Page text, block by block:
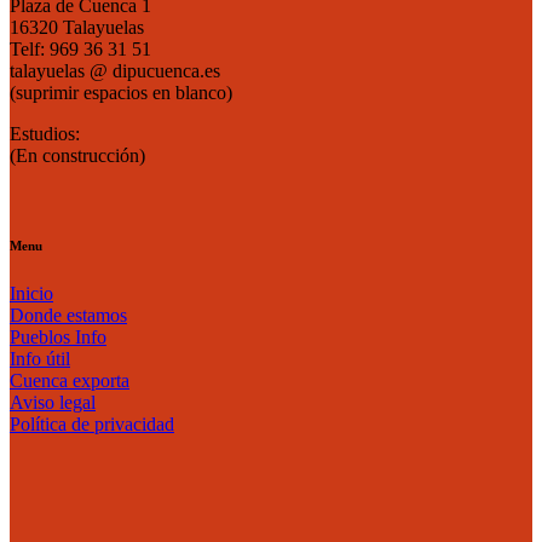
Plaza de Cuenca 1
16320 Talayuelas
Telf: 969 36 31 51
talayuelas @ dipucuenca.es
(suprimir espacios en blanco)
Estudios:
(En construcción)
Menu
Inicio
Donde estamos
Pueblos Info
Info útil
Cuenca exporta
Aviso legal
Política de privacidad